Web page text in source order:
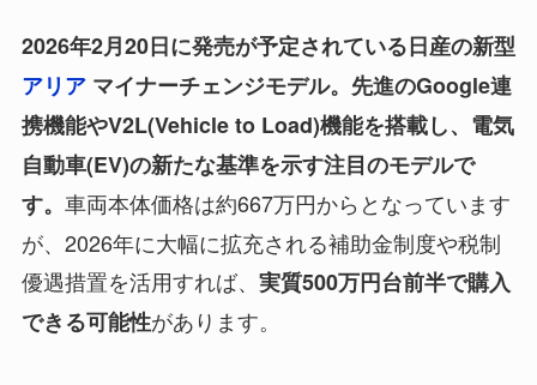
2026年2月20日に発売が予定されている日産の新型
アリアマイナーチェンジモデル。先進のGoogle連
携機能やV2L(Vehicle to Load)機能を搭載し、電気
自動車(EV)の新たな基準を示す注目のモデルで
す。 車両本体価格は約667万円からとなっています
が、2026年に大幅に拡充される補助金制度や税制
優遇措置を活用すれば、 実質500万円台前半で購入
できる可能性があります。